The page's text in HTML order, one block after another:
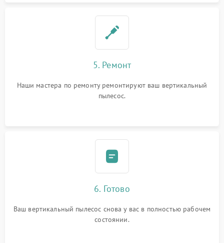
5. Ремонт
Наши мастера по ремонту ремонтируют ваш вертикальный
пылесос.
6. Готово
Ваш вертикальный пылесос снова у вас в полностью рабочем
состоянии.